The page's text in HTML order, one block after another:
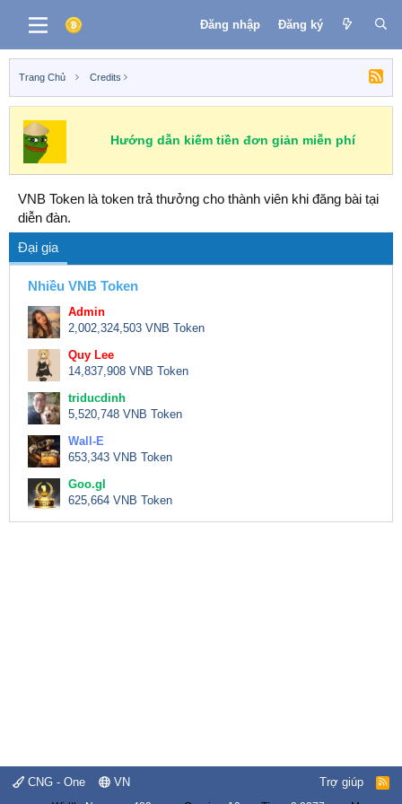
Đăng nhập Đăng ký
Trang Chủ Credits
Hướng dẫn kiếm tiền đơn giản miễn phí
VNB Token là token trả thưởng cho thành viên khi đăng bài tại
diễn đàn.
Đại gia
Nhiều VNB Token
Admin
2,002,324,503 VNB Token
Quy Lee
14,837,908 VNB Token
triducdinh
5,520,748 VNB Token
Wall-E
653,343 VNB Token
Goo.gl
625,664 VNB Token
CNG - One VN Trợ giúp
R